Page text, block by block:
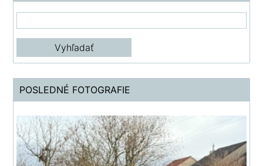
POSLEDNÉ FOTOGRAFIE